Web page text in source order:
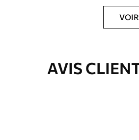
commande et livré en rouleaux jusqu’à
AVIS